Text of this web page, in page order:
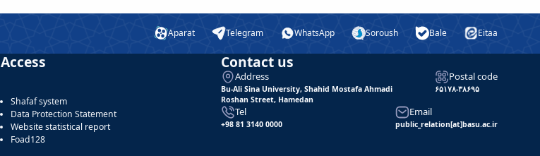
Aparat Telegram WhatsApp Soroush Bale Eitaa
Access
Shafaf system
Data Protection Statement
Website statistical report
Foad128
Contact us
Address
Bu-Ali Sina University, Shahid Mostafa Ahmadi
Roshan Street, Hamedan
Postal code
۶۵۱۷۸-۳۸۶۹۵
Tel
+98 81 3140 0000
Email
public_relation[at]basu.ac.ir